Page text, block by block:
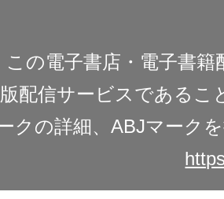
の電子書店・電子書
配信サービスであるこ
クの詳細、ABJマーク